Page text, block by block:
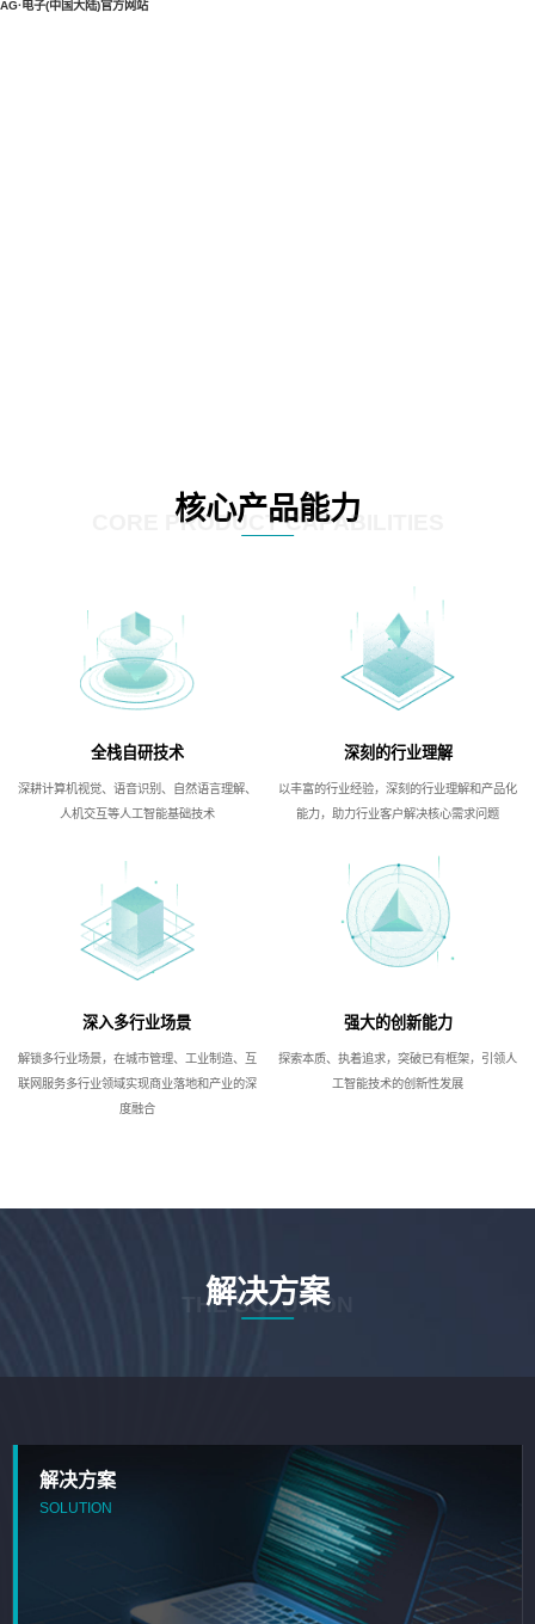
AG·电子(中国大陆)官方网站
核心产品能力
CORE PRODUCT CAPABILITIES
全栈自研技术
深耕计算机视觉、语音识别、自然语言理解、
人机交互等人工智能基础技术
深刻的行业理解
以丰富的行业经验，深刻的行业理解和产品化
能力，助力行业客户解决核心需求问题
深入多行业场景
解锁多行业场景，在城市管理、工业制造、互
联网服务多行业领域实现商业落地和产业的深
度融合
强大的创新能力
探索本质、执着追求，突破已有框架，引领人
工智能技术的创新性发展
解决方案
THE SOLUTION
解决方案
SOLUTION